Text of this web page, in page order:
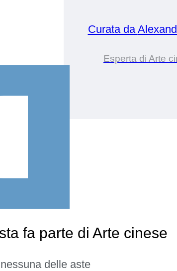
Curata da
Esperta di Arte
fa parte di Arte cinese
delle aste